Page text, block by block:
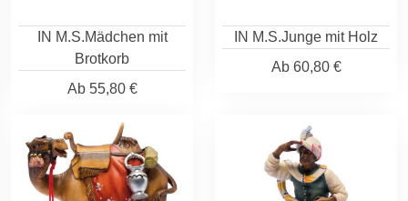
IN M.S.Mädchen mit
Brotkorb
Ab55,80 €
IN M.S.Junge mit Holz
Ab60,80 €